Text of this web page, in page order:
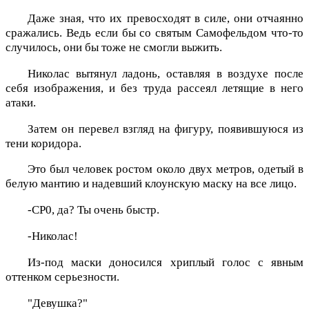
Даже зная, что их превосходят в силе, они отчаянно
сражались. Ведь если бы со святым Самофельдом что-то
случилось, они бы тоже не смогли выжить.
Николас вытянул ладонь, оставляя в воздухе после
себя изображения, и без труда рассеял летящие в него
атаки.
Затем он перевел взгляд на фигуру, появившуюся из
тени коридора.
Это был человек ростом около двух метров, одетый в
белую мантию и надевший клоунскую маску на все лицо.
-CP0, да? Ты очень быстр.
-Николас!
Из-под маски доносился хриплый голос с явным
оттенком серьезности.
"Девушка?"